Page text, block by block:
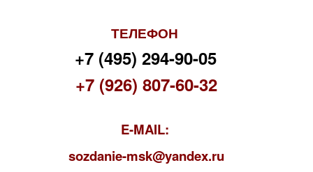
ТЕЛЕФОН
+7 (495) 294-90-05
+7 (926) 807-60-32
E-MAIL:
sozdanie-msk@yandex.ru